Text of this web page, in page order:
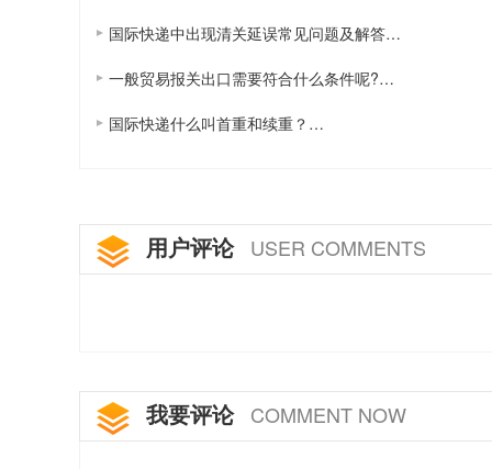
国际快递中出现清关延误常见问题及解答…
一般贸易报关出口需要符合什么条件呢?…
国际快递什么叫首重和续重？…
用户评论 USER COMMENTS
我要评论 COMMENT NOW